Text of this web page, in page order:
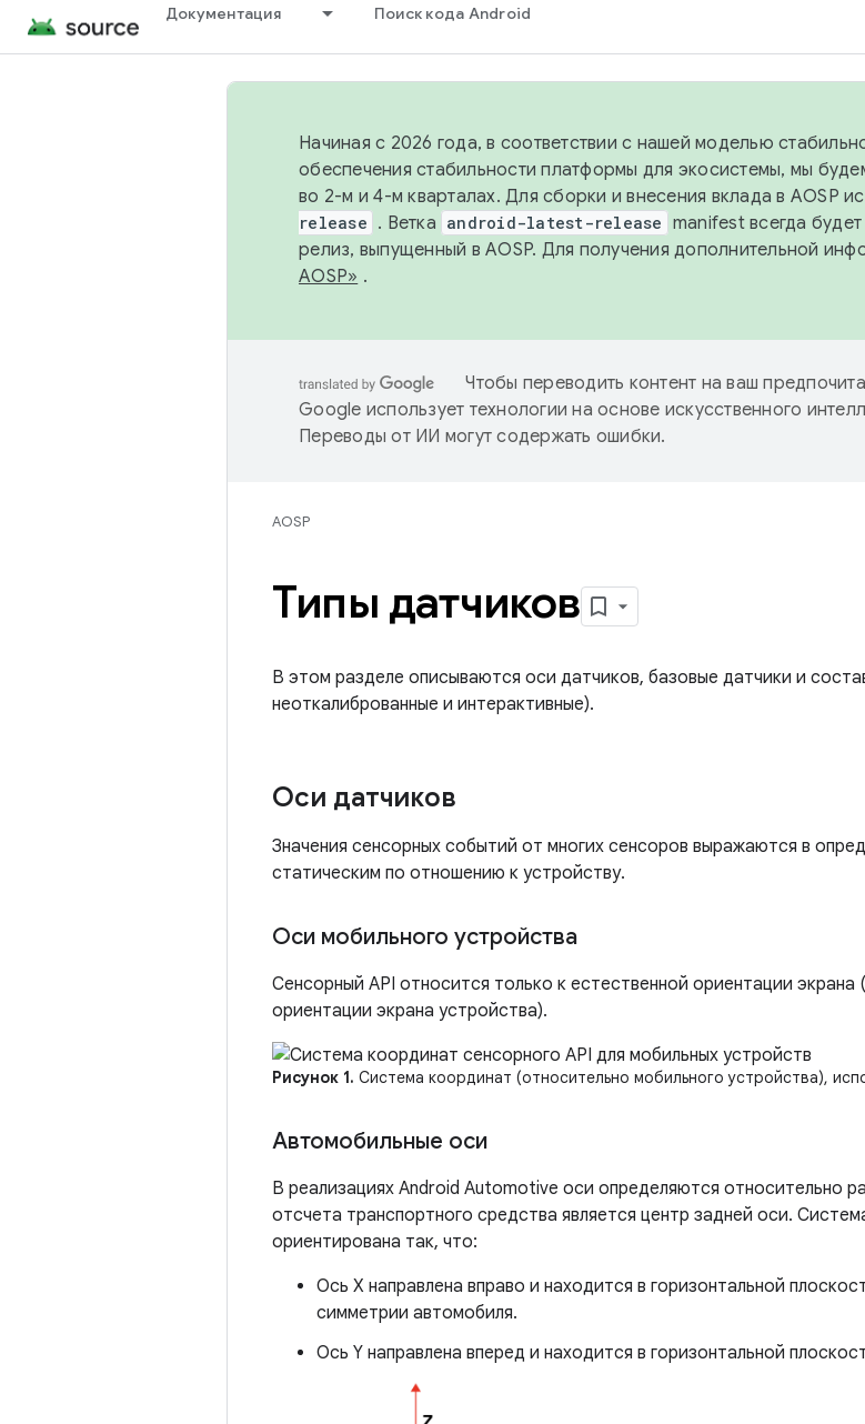
Документация Поиск кода Android
Начиная с 2026 года, в соответствии с нашей моделью
обеспечения стабильности платформы для экосистемы, мы
во 2-м и 4-м кварталах. Для сборки и внесения вклада в AOSP
release . Ветка android-latest-release manifest всегда
релиз, выпущенный в AOSP. Для получения дополнительной
AOSP» .
Чтобы переводить контент на ваш
Google использует технологии на основе искусственного
Переводы от ИИ могут содержать ошибки.
AOSP
Типы датчиков
В этом разделе описываются оси датчиков, базовые датчики и
неоткалиброванные и интерактивные).
Оси датчиков
Значения сенсорных событий от многих сенсоров выражаются в
статическим по отношению к устройству.
Оси мобильного устройства
Сенсорный API относится только к естественной ориентации
ориентации экрана устройства).
Рисунок 1. Система координат (относительно мобильного устройства),
Автомобильные оси
В реализациях Android Automotive оси определяются относительно
отсчета транспортного средства является центр задней оси.
ориентирована так, что:
Ось X направлена ​​вправо и находится в горизонтальной
симметрии автомобиля.
Ось Y направлена ​​вперед и находится в горизонтальной